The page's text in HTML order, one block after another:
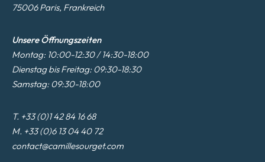
75006 Paris, Frankreich
Unsere Öffnungszeiten
Montag: 10:00-12:30 / 14:30-18:00
Dienstag bis Freitag: 09:30-18:30
Samstag: 09:30-18:00
T. +33 (0)1 42 84 16 68
M. +33 (0)6 13 04 40 72
contact@camillesourget.com